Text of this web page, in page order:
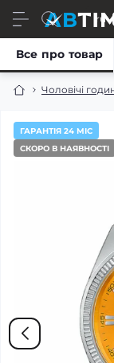
ru
Чоловічі
Все про товар
ГАРАНТІЯ 24 МІС
СКОРО В НАЯВНОСТІ